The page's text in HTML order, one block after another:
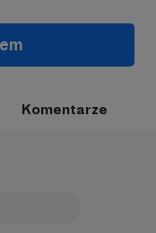
Komentarze